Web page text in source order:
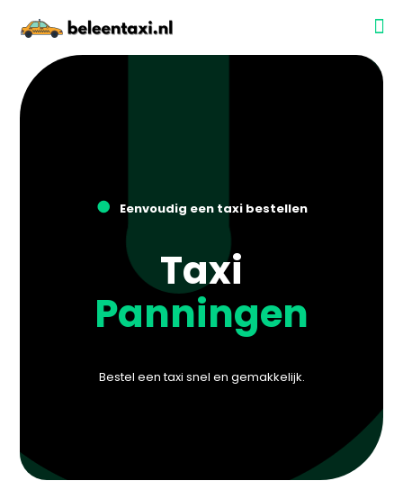
● Eenvoudig een taxi bestellen
Taxi
Panningen
Bestel een taxi snel en gemakkelijk.